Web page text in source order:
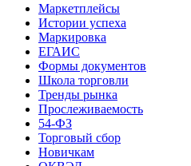
Маркетплейсы
Истории успеха
Маркировка
ЕГАИС
Формы документов
Школа торговли
Тренды рынка
Прослеживаемость
54-ФЗ
Торговый сбор
Новичкам